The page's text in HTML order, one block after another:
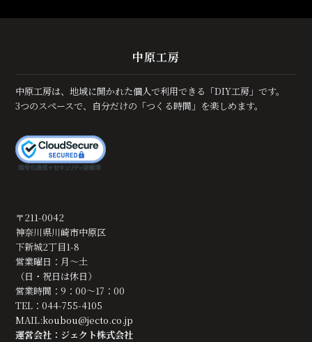
中原工房
中原工房は、地域に開かれた個人で利用できる「DIY工房」です。
3つのスペースで、自分だけの「つくる時間」を楽しめます。
〒211-0042
神奈川県川崎市中原区
下新城2丁目1-8
営業曜日：月～土
（日・祝日は休日）
営業時間：9：00～17：00
TEL：044-755-4105
MAIL:koubou@jecto.co.jp
運営会社：ジェクト株式会社